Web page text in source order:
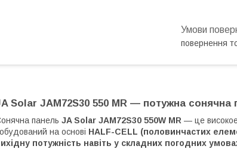
повернення
Solar JAM72S30 550 MR — потужна
панель JA Solar JAM72S30 550W MR — це
на основі HALF-CELL (половинчастих
потужність навіть у складних погодних